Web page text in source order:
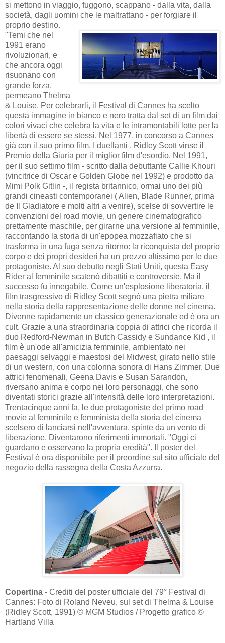
si mettono in viaggio, fuggono, scappano - dalla vita, dalla
società, dagli uomini che le maltrattano - per forgiare il
proprio destino.
"Temi che nel
1991 erano
rivoluzionari, e
che ancora oggi
risuonano con
grande forza,
permeano Thelma
& Louise. Per celebrarli, il Festival di Cannes ha scelto
questa immagine in bianco e nero tratta dal set di un film dai
colori vivaci che celebra la vita e le intramontabili lotte per la
libertà di essere se stessi. Nel 1977, in concorso a Cannes
già con il suo primo film, I duellanti , Ridley Scott vinse il
Premio della Giuria per il miglior film d'esordio. Nel 1991,
per il suo settimo film - scritto dalla debuttante Callie Khouri
(vincitrice di Oscar e Golden Globe nel 1992) e prodotto da
Mimi Polk Gitlin -, il regista britannico, ormai uno dei più
grandi cineasti contemporanei ( Alien, Blade Runner, prima
de Il Gladiatore e molti altri a venire), scelse di sovvertire le
convenzioni del road movie, un genere cinematografico
prettamente maschile, per girarne una versione al femminile,
raccontando la storia di un'epopea mozzafiato che si
trasforma in una fuga senza ritorno: la riconquista del proprio
corpo e dei propri desideri ha un prezzo altissimo per le due
protagoniste. Al suo debutto negli Stati Uniti, questa Easy
Rider al femminile scatenò dibattiti e controversie. Ma il
successo fu innegabile. Come un'esplosione liberatoria, il
film trasgressivo di Ridley Scott segnò una pietra miliare
nella storia della rappresentazione delle donne nel cinema.
Divenne rapidamente un classico generazionale ed è ora un
cult. Grazie a una straordinaria coppia di attrici che ricorda il
duo Redford-Newman in Butch Cassidy e Sundance Kid , il
film è un'ode all'amicizia femminile, ambientato nei
paesaggi selvaggi e maestosi del Midwest, girato nello stile
di un western, con una colonna sonora di Hans Zimmer. Due
attrici fenomenali, Geena Davis e Susan Sarandon,
riversano anima e corpo nei loro personaggi, che sono
diventati storici grazie all'intensità delle loro interpretazioni.
Trentacinque anni fa, le due protagoniste del primo road
movie al femminile e femminista della storia del cinema
scelsero di lanciarsi nell'avventura, spinte da un vento di
liberazione. Diventarono riferimenti immortali. "Oggi ci
guardano e osservano la propria eredità". Il poster del
Festival è ora disponibile per il preordine sul sito ufficiale del
negozio della rassegna della Costa Azzurra.
Copertina - Crediti del poster ufficiale del 79° Festival di
Cannes: Foto di Roland Neveu, sul set di Thelma & Louise
(Ridley Scott, 1991) © MGM Studios / Progetto grafico ©
Hartland Villa